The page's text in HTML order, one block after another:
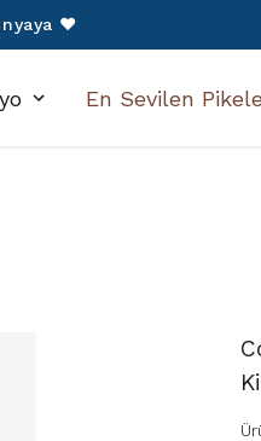
Kargo Ücretsiz!
En Sevilen